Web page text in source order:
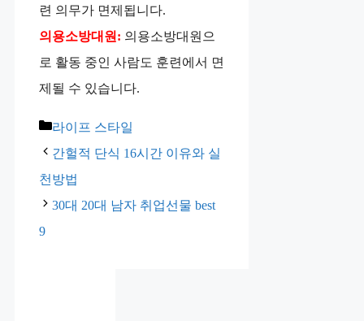
련 의무가 면제됩니다.
의용소방대원: 의용소방대원으
로 활동 중인 사람도 훈련에서 면
제될 수 있습니다.
카
테
고
리
라이프 스타일
간헐적 단식 16시간 이유와 실
천방법
30대 20대 남자 취업선물 best
9